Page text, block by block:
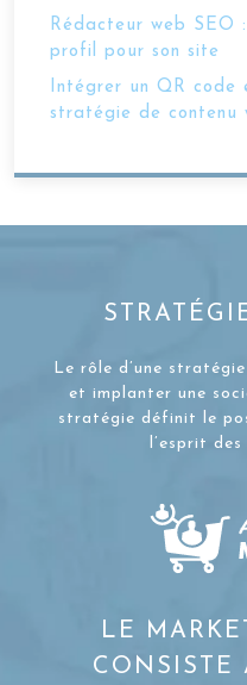
Rédacteur web SEO
profil pour son site
Intégrer un QR code
stratégie de contenu
Le rôle d’une
et implanter une
stratégie définit le
l’esprit des
LE
CONSISTE